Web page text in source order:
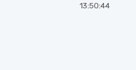
13:50:44